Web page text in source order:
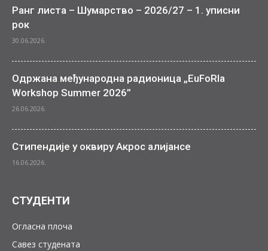
Ранг листа – Шумарство – 2026/27 – 1. уписни
рок
30.06.2026.
Одржана међународна радионица „EuFoRIa
Workshop Summer 2026”
26.06.2026.
Стипендије у оквиру Акрос алијансе
16.06.2026.
СТУДЕНТИ
Огласна плоча
Савез студената